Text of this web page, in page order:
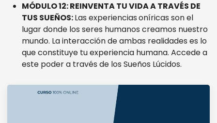
MÓDULO 12: REINVENTA TU VIDA A TRAVÉS DE
TUS SUEÑOS:Las experienciasoníricas son el
lugar donde los seres humanos creamos nuestro
mundo. La interacción de ambas realidades es lo
que constituye tu experiencia humana. Accede a
este poder a través de los Sueños Lúcidos.